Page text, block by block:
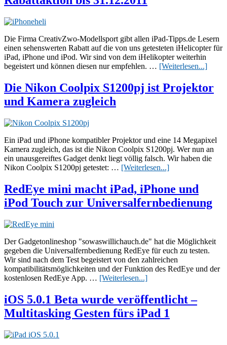
iPad
und
iPhone
Die Firma CreativZwo-Modellsport gibt allen iPad-Tipps.de Lesern
einen sehenswerten Rabatt auf die von uns getesteten iHelicopter für
iPad, iPhone und iPod. Wir sind von dem iHelikopter weiterhin
begeistert und können diesen nur empfehlen. … [Weiterlesen...]
Die Nikon Coolpix S1200pj ist Projektor
und Kamera zugleich
Ein iPad und iPhone kompatibler Projektor und eine 14 Megapixel
Kamera zugleich, das ist die Nikon Coolpix S1200pj. Wer nun an
ein unausgereiftes Gadget denkt liegt völlig falsch. Wir haben die
Nikon Coolpix S1200pj getestet: … [Weiterlesen...]ÜberDie
S1200pj
ist
zugleich
RedEye mini macht iPad, iPhone und
iPod Touch zur Universalfernbedienung
Der Gadgetonlineshop "sowaswillichauch.de" hat die Möglichkeit
gegeben die Universalfernbedienung RedEye für euch zu testen.
Wir sind nach dem Test begeistert von den zahlreichen
kompatibilitätsmöglichkeiten und der Funktion des RedEye und der
kostenlosen RedEye App. … [Weiterlesen...]ÜberRedEye
macht
iPad,
iPhone
iOS 5.0.1 Beta wurde veröffentlicht –
Multitasking Gesten fürs iPad 1